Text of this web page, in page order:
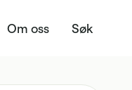
Om oss Søk